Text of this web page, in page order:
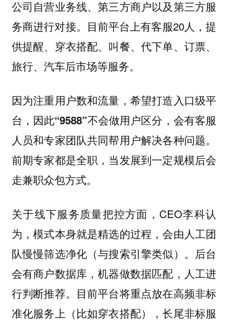
公司自营业务线、第三方商户以及第三方服
务商进行对接。目前平台上有客服20人，提
供提醒、穿衣搭配、叫餐、代下单、订票、
旅行、汽车后市场等服务。
因为注重用户数和流量，希望打造入口级平
台，因此“9588”不会做用户区分，会有客服
人员和专家团队共同帮用户解决各种问题。
前期专家都是全职，当发展到一定规模后会
走兼职众包方式。
关于线下服务质量把控方面，CEO李科认
为，模式本身就是精选的过程，会由人工团
队慢慢筛选净化（与搜索引擎类似）。后台
会有商户数据库，机器做数据匹配，人工进
行判断推荐。目前平台将重点放在高频非标
准化服务上（比如穿衣搭配），长尾非标服